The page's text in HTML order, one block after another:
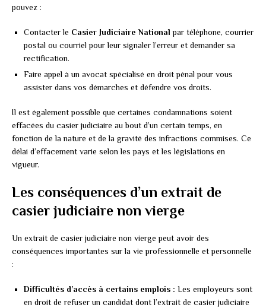
pouvez :
Contacter le Casier Judiciaire National par téléphone, courrier
postal ou courriel pour leur signaler l’erreur et demander sa
rectification.
Faire appel à un avocat spécialisé en droit pénal pour vous
assister dans vos démarches et défendre vos droits.
Il est également possible que certaines condamnations soient
effacées du casier judiciaire au bout d’un certain temps, en
fonction de la nature et de la gravité des infractions commises. Ce
délai d’effacement varie selon les pays et les législations en
vigueur.
Les conséquences d’un extrait de
casier judiciaire non vierge
Un extrait de casier judiciaire non vierge peut avoir des
conséquences importantes sur la vie professionnelle et personnelle
:
Difficultés d’accès à certains emplois : Les employeurs sont
en droit de refuser un candidat dont l’extrait de casier judiciaire